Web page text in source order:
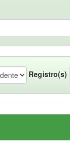
Registro(s)